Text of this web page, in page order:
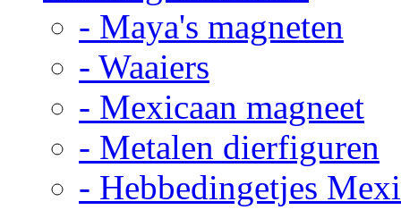
- Maya's magneten
- Waaiers
- Mexicaan magneet
- Metalen dierfiguren
- Hebbedingetjes